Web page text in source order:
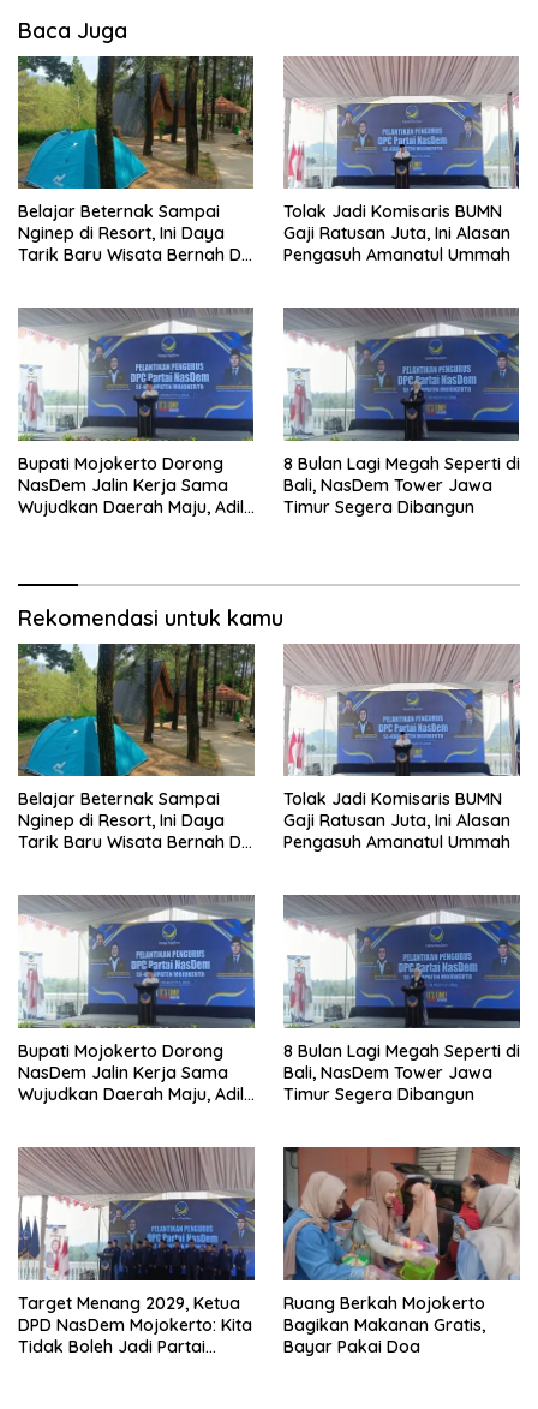
Baca Juga
Belajar Beternak Sampai
Nginep di Resort, Ini Daya
Tarik Baru Wisata Bernah De
Tolak Jadi Komisaris BUMN
Gaji Ratusan Juta, Ini Alasan
Pengasuh Amanatul Ummah
Bupati Mojokerto Dorong
NasDem Jalin Kerja Sama
Wujudkan Daerah Maju, Adil,
8 Bulan Lagi Megah Seperti di
Bali, NasDem Tower Jawa
Timur Segera Dibangun
Rekomendasi untuk kamu
Belajar Beternak Sampai
Nginep di Resort, Ini Daya
Tarik Baru Wisata Bernah De
Tolak Jadi Komisaris BUMN
Gaji Ratusan Juta, Ini Alasan
Pengasuh Amanatul Ummah
Bupati Mojokerto Dorong
NasDem Jalin Kerja Sama
Wujudkan Daerah Maju, Adil,
8 Bulan Lagi Megah Seperti di
Bali, NasDem Tower Jawa
Timur Segera Dibangun
Target Menang 2029, Ketua
DPD NasDem Mojokerto: Kita
Tidak Boleh Jadi Partai
Ruang Berkah Mojokerto
Bagikan Makanan Gratis,
Bayar Pakai Doa